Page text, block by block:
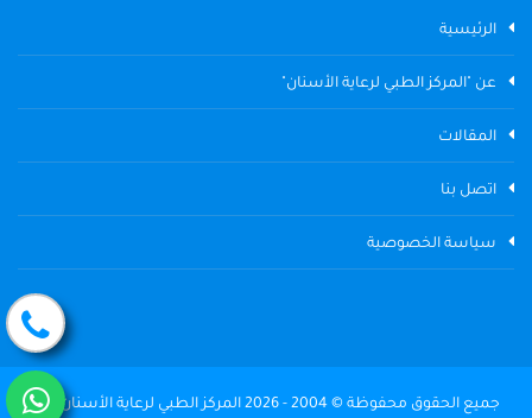
الرئيسية
عن "المركز الطبي لرعاية الأسنان"
المقالات
اتصل بنا
سياسة الخصوصية
جميع الحقوق محفوظة © 2004 - 2026 المركز الطبي لرعاية الأسنان The